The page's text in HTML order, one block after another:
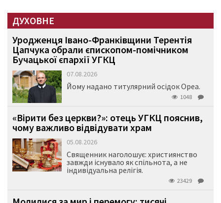
ДУХОВНЕ
Уродженця Івано-Франківщини Терентія
Цапчука обрали єпископом-помічником
Бучацької єпархії УГКЦ
07.08.2026
Йому надано титулярний осідок Ореа.
1048
«Вірити без церкви?»: отець УГКЦ пояснив,
чому важливо відвідувати храм
05.08.2026
Священник наголошує: християнство
завжди існувало як спільнота, а не
індивідуальна релігія.
23429